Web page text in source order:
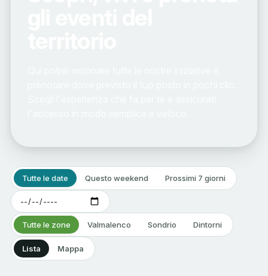
Tutte le date Questo weekend Prossimi 7 giorni
Tutte le zone Valmalenco Sondrio Dintorni
Lista Mappa